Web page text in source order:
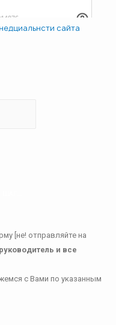
сайта
[не! отправляйте на
руководитель и все
с Вами по указанным